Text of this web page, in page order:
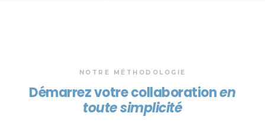
NOTRE MÉTHODOLOGIE
Démarrez votre collaborationen
toute simplicité